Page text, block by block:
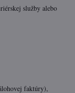
služby alebo
faktúry),